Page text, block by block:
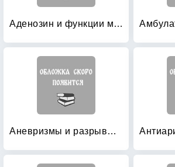
Аденозин и функции миокарда
Аневризмы и разрывы сердца